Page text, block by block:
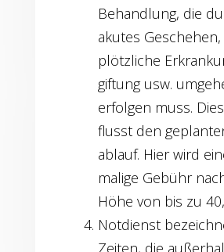
Behand­lung, die
aku­tes
plötz­li­che
gif­tung usw.
erfol­gen muss.
flusst den
ab­lauf. Hier wird
ma­li­ge Gebühr
Höhe von bis zu
Not­dienst
Zei­ten, die